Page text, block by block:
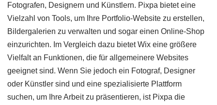
Fotografen, Designern und Künstlern. Pixpa bietet eine
Vielzahl von Tools, um Ihre Portfolio-Website zu erstellen,
Bildergalerien zu verwalten und sogar einen Online-Shop
einzurichten. Im Vergleich dazu bietet Wix eine größere
Vielfalt an Funktionen, die für allgemeinere Websites
geeignet sind. Wenn Sie jedoch ein Fotograf, Designer
oder Künstler sind und eine spezialisierte Plattform
suchen, um Ihre Arbeit zu präsentieren, ist Pixpa die